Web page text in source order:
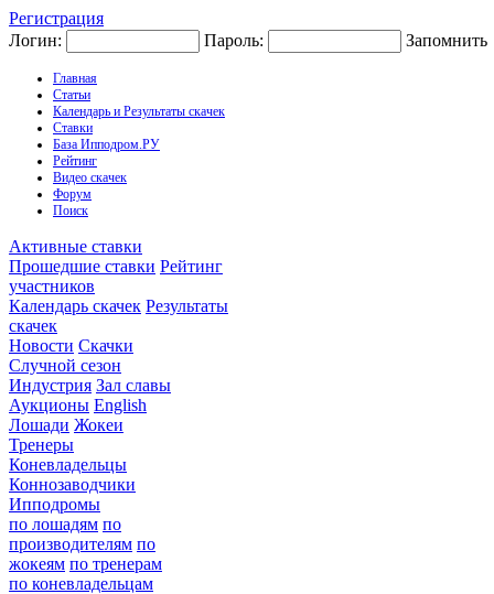
Регистрация
Логин:
Пароль: Запомнить
Главная
Статьи
Календарь и Результаты скачек
Ставки
База Ипподром.РУ
Рейтинг
Видео скачек
Форум
Поиск
Активные ставки
Прошедшие ставки Рейтинг
участников
Календарь скачек Результаты
скачек
Новости Скачки
Случной сезон
Индустрия Зал славы
Аукционы English
Лошади Жокеи
Тренеры
Коневладельцы
Коннозаводчики
Ипподромы
по лошадям по
производителям по
жокеям по тренерам
по коневладельцам